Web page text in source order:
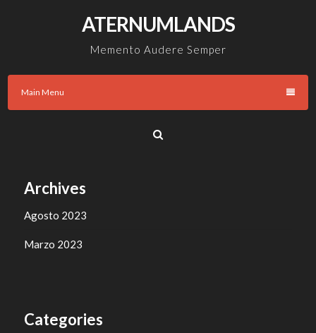
ATERNUMLANDS
Memento Audere Semper
Main Menu
Archives
Agosto 2023
Marzo 2023
Categories